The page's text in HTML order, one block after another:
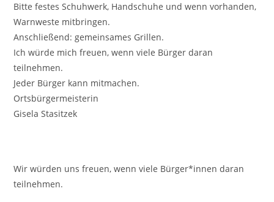
Bitte festes Schuhwerk, Handschuhe und wenn vorhanden,
Warnweste mitbringen.
Anschließend: gemeinsames Grillen.
Ich würde mich freuen, wenn viele Bürger daran
teilnehmen.
Jeder Bürger kann mitmachen.
Ortsbürgermeisterin
Gisela Stasitzek
Wir würden uns freuen, wenn viele Bürger*innen daran
teilnehmen.